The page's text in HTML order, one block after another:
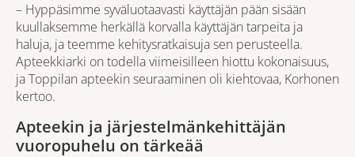
– Hyppäsimme syväluotaavasti käyttäjän pään sisään
kuullaksemme herkällä korvalla käyttäjän tarpeita ja
haluja, ja teemme kehitysratkaisuja sen perusteella.
Apteekkiarki on todella viimeisilleen hiottu kokonaisuus,
ja Toppilan apteekin seuraaminen oli kiehtovaa, Korhonen
kertoo.
Apteekin ja järjestelmänkehittäjän
vuoropuhelu on tärkeää